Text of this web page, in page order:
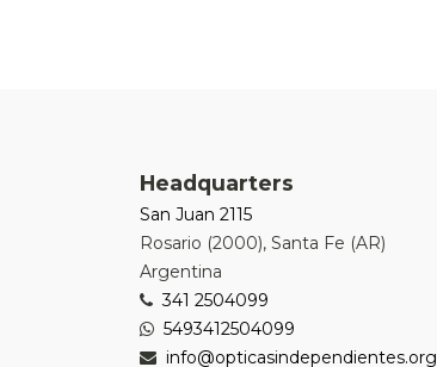
Headquarters
San Juan 2115
Rosario (2000), Santa Fe (AR)
Argentina
341 2504099
5493412504099
info@opticasindependientes.org